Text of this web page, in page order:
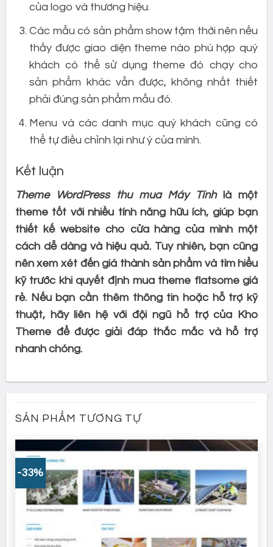
của logo và thương hiệu.
Các mẫu có sản phẩm show tậm thời nên nếu
thấy được giao diện theme nào phù hợp quý
khách có thể sử dụng theme đó chạy cho
sản phẩm khác vẫn được, không nhất thiết
phải đúng sản phẩm mẫu đó.
Menu và các danh mục quý khách cũng có
thể tự điều chỉnh lại như ý của mình.
Kết luận
Theme WordPress thu mua Máy Tínhlà một
theme tốt với nhiều tính năng hữu ích, giúp bạn
thiết kế website cho cửa hàng của mình một
cách dễ dàng và hiệu quả. Tuy nhiên, bạn cũng
nên xem xét đến giá thành sản phẩm và tìm hiểu
kỹ trước khi quyết định mua theme flatsome giá
rẻ. Nếu bạn cần thêm thông tin hoặc hỗ trợ kỹ
thuật, hãy liên hệ với đội ngũ hỗ trợ của Kho
Theme để được giải đáp thắc mắc và hỗ trợ
nhanh chóng.
SẢN PHẨM TƯƠNG TỰ
-33%